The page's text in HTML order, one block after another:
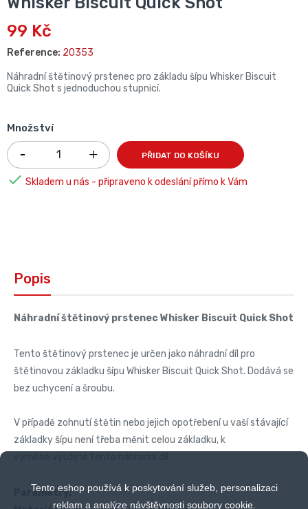
Tento eshop používá k poskytování služeb, personalizaci
reklam a analýze návštěvnosti soubory cookie.
99 Kč
Reference: 20353
Náhradní štětinový prstenec pro základu šípu Whisker Biscuit
Quick Shot s jednoduchou stupnicí.
Množství
PŘIDAT DO KOŠÍKU
 Skladem u nás - připraveno k odeslání přímo k Vám
Popis
Náhradní štětinový prstenec Whisker Biscuit Quick Shot
Tento štětinový prstenec je určen jako náhradní díl pro
štětinovou základku šípu Whisker Biscuit Quick Shot. Dodává se
bez uchycení a šroubu.
V případě zohnutí štětin nebo jejich opotřebení u vaší stávající
základky šípu není třeba měnit celou základku, k
Parametry: